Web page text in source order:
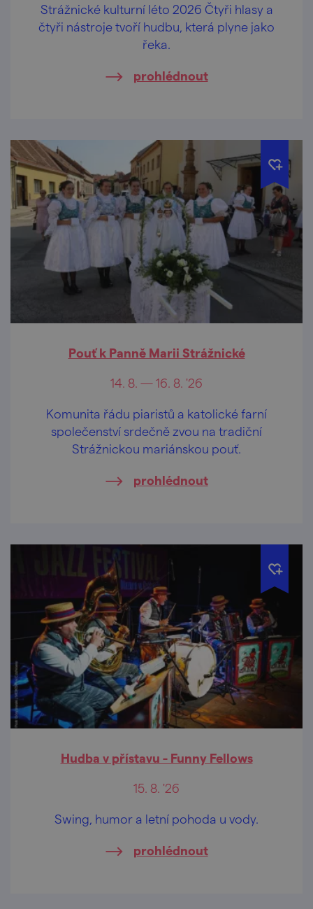
Strážnické kulturní léto 2026 Čtyři hlasy a
čtyři nástroje tvoří hudbu, která plyne jako
řeka.
prohlédnout
Pouť k Panně Marii Strážnické
14. 8. — 16. 8. '26
Komunita řádu piaristů a katolické farní
společenství srdečně zvou na tradiční
Strážnickou mariánskou pouť.
prohlédnout
Hudba v přístavu - Funny Fellows
15. 8. '26
Swing, humor a letní pohoda u vody.
prohlédnout